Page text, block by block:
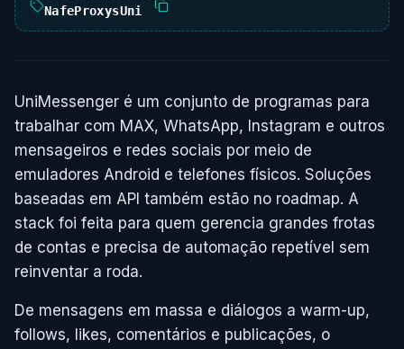
NafeProxysUni
UniMessenger é um conjunto de programas para
trabalhar com MAX, WhatsApp, Instagram e outros
mensageiros e redes sociais por meio de
emuladores Android e telefones físicos. Soluções
baseadas em API também estão no roadmap. A
stack foi feita para quem gerencia grandes frotas
de contas e precisa de automação repetível sem
reinventar a roda.
De mensagens em massa e diálogos a warm-up,
follows, likes, comentários e publicações, o